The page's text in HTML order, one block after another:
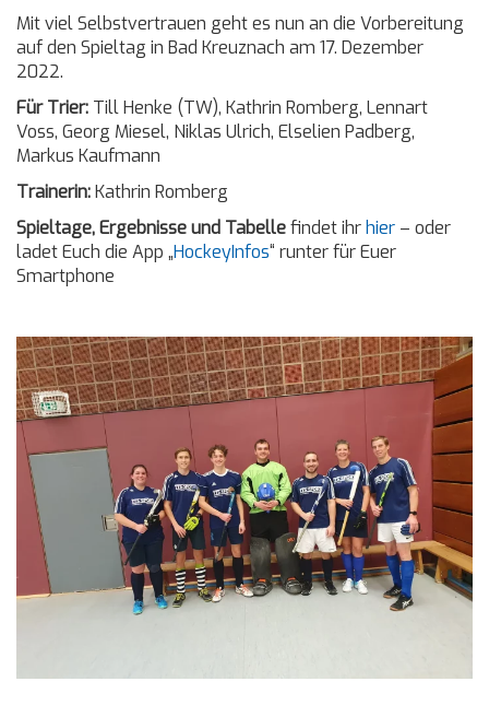
Mit viel Selbstvertrauen geht es nun an die Vorbereitung
auf den Spieltag in Bad Kreuznach am 17. Dezember
2022.
Für Trier: Till Henke (TW), Kathrin Romberg, Lennart
Voss, Georg Miesel, Niklas Ulrich, Elselien Padberg,
Markus Kaufmann
Trainerin:Kathrin Romberg
Spieltage, Ergebnisse und Tabellefindet ihrhier – oder
ladet Euch die App „HockeyInfos“ runter für Euer
Smartphone